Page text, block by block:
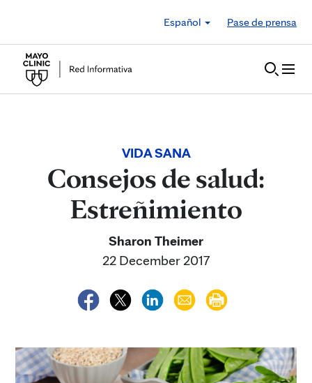
Español
Pase de prensa
VIDA SANA
Consejos de salud:
Estreñimiento
Sharon Theimer
22 December 2017